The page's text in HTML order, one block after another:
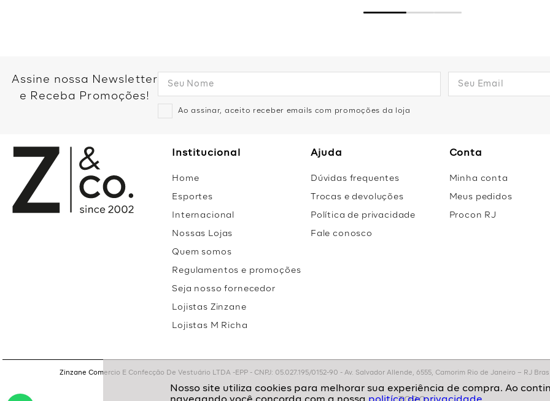
Assine nossa Newsletter
e Receba Promoções!
Ao assinar, aceito receber emails com promoções da loja
Institucional
Home
Esportes
Internacional
Nossas Lojas
Quem somos
Regulamentos e promoções
Seja nosso fornecedor
Lojistas Zinzane
Lojistas M Richa
Ajuda
Dúvidas frequentes
Trocas e devoluções
Política de privacidade
Fale conosco
Conta
Minha conta
Meus pedidos
Procon RJ
Zinzane Comercio E Confecção De Vestuário LTDA -EPP - CNPJ: 05.027.195/0152-90 - Av. Salvador Allende, 6555, Camorim Rio de Janeiro – RJ